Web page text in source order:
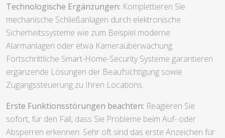
Technologische Ergänzungen: Komplettieren Sie
mechanische Schließanlagen durch elektronische
Sicherheitssysteme wie zum Beispiel moderne
Alarmanlagen oder etwa Kameraüberwachung.
Fortschrittliche Smart-Home-Security Systeme garantieren
ergänzende Lösungen der Beaufsichtigung sowie
Zugangssteuerung zu Ihren Locations.
Erste Funktionsstörungen beachten: Reagieren Sie
sofort, für den Fall, dass Sie Probleme beim Auf- oder
Absperren erkennen. Sehr oft sind das erste Anzeichen für